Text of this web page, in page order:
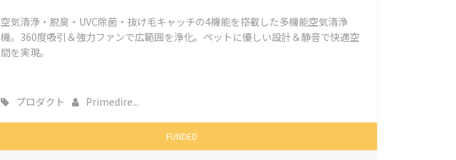
空気清浄・脱臭・UVC除菌・抜け毛キャッチの4機能を搭載した多機能空気清浄
機。360度吸引＆強力ファンで広範囲を浄化。ペットに優しい設計＆静音で快適空
間を実現。
プロダクト Primedire...
FUNDED